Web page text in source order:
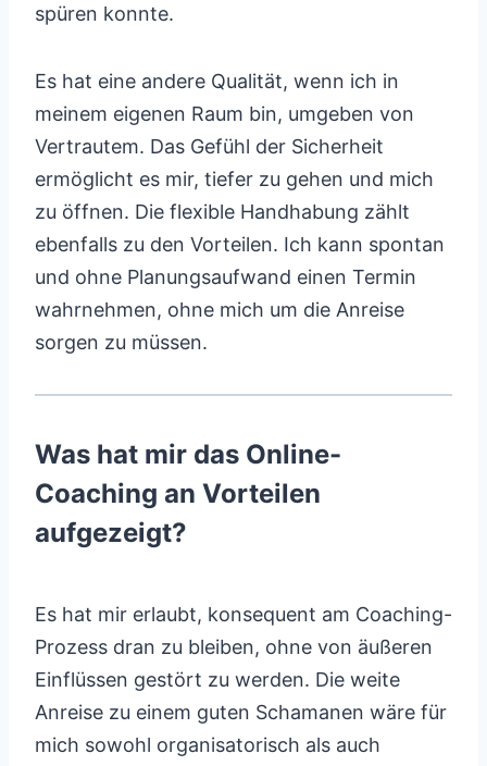
spüren konnte.
Es hat eine andere Qualität, wenn ich in
meinem eigenen Raum bin, umgeben von
Vertrautem. Das Gefühl der Sicherheit
ermöglicht es mir, tiefer zu gehen und mich
zu öffnen. Die flexible Handhabung zählt
ebenfalls zu den Vorteilen. Ich kann spontan
und ohne Planungsaufwand einen Termin
wahrnehmen, ohne mich um die Anreise
sorgen zu müssen.
Was hat mir das Online-
Coaching an Vorteilen
aufgezeigt?
Es hat mir erlaubt, konsequent am Coaching-
Prozess dran zu bleiben, ohne von äußeren
Einflüssen gestört zu werden. Die weite
Anreise zu einem guten Schamanen wäre für
mich sowohl organisatorisch als auch